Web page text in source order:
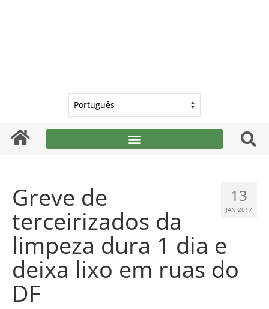
13
JAN 2017
Greve de
terceirizados da
limpeza dura 1 dia e
deixa lixo em ruas do
DF